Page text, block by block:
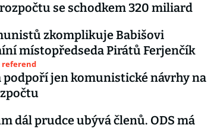
se schodkem 320 miliard
zkomplikuje Babišovi
místopředseda Pirátů Ferjenčík
referend
podpoří jen komunistické návrhy na
dál prudce ubývá členů. ODS má